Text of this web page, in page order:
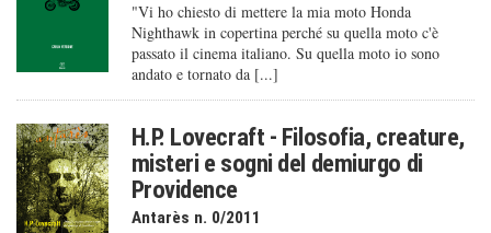
"Vi ho chiesto di mettere la mia moto Honda
Nighthawk in copertina perché su quella moto c'è
passato il cinema italiano. Su quella moto io sono
andato e tornato da [...]
H.P. Lovecraft - Filosofia, creature,
misteri e sogni del demiurgo di
Providence
Antarès n. 0/2011